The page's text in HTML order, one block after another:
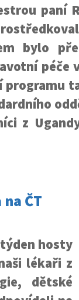
paní
bylo
péče
programu
z
ČT
hosty
lékaři z
dětské